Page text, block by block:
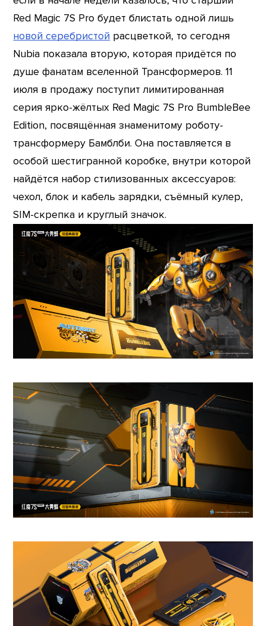
Red Magic 7S Pro будет блистать одной лишь
новой серебристой расцветкой, то сегодня
Nubia показала вторую, которая придётся по
душе фанатам вселенной Трансформеров. 11
июля в продажу поступит лимитированная
серия ярко-жёлтых Red Magic 7S Pro BumbleBee
Edition, посвящённая знаменитому роботу-
трансформеру Бамблби. Она поставляется в
особой шестигранной коробке, внутри которой
найдётся набор стилизованных аксессуаров:
чехол, блок и кабель зарядки, съёмный кулер,
SIM-скрепка и круглый значок.